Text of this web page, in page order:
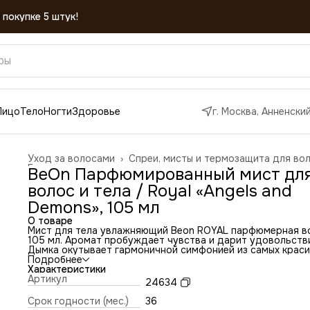
5 штук!
ТелоНогтиЗдоровье г. Москва,
Спреи, мисты и термозащита для
Уход за волосами ›
Главная
BeOn Парфюмированный мист
волос и тела / Royal «Angels and
Demons», 105 мл
О товаре
Мист для тела увлажняющий Beon ROYAL парфюмерная
105 мл. Аромат пробуждает чувства и дарит
Дымка окутывает гармоничной симфонией из самых
парфюмерных нот, создающих загадочную ауру вокруг:
чайный лист, клюква, лимон, грейпфрут, жасмин, пион,
лилия, роза, белый мускус, пачули и ваниль.
Увлажняющий спрей подходит для любого типа кожи и
использоваться на любых участках тела и волос. Спрей
Подробнее
Характеристики
Артикул
24634
Срок годности (мес.)
36